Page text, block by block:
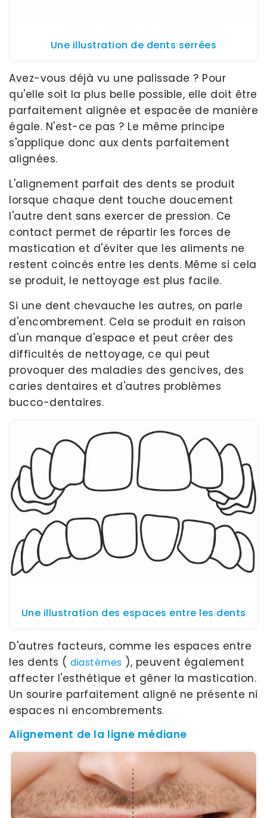
Une illustration de dents serrées
Avez-vous déjà vu une palissade ? Pour
qu'elle soit la plus belle possible, elle doit être
parfaitement alignée et espacée de manière
égale. N'est-ce pas ? Le même principe
s'applique donc aux dents parfaitement
alignées.
L'alignement parfait des dents se produit
lorsque chaque dent touche doucement
l'autre dent sans exercer de pression. Ce
contact permet de répartir les forces de
mastication et d'éviter que les aliments ne
restent coincés entre les dents. Même si cela
se produit, le nettoyage est plus facile.
Si une dent chevauche les autres, on parle
d'encombrement. Cela se produit en raison
d'un manque d'espace et peut créer des
difficultés de nettoyage, ce qui peut
provoquer des maladies des gencives, des
caries dentaires et d'autres problèmes
bucco-dentaires.
Une illustration des espaces entre les dents
D'autres facteurs, comme les espaces entre
les dents ( diastèmes ), peuvent également
affecter l'esthétique et gêner la mastication.
Un sourire parfaitement aligné ne présente ni
espaces ni encombrements.
Alignement de la ligne médiane